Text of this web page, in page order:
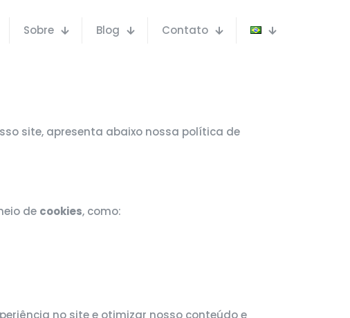
Sobre Blog Contato
site, apresenta abaixo nossa política de
de cookies, como:
no site e otimizar nosso conteúdo e